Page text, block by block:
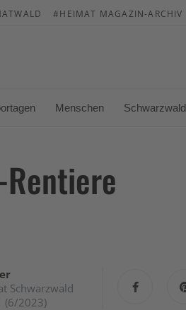
#HEIMAT MAGAZIN-ARCHIV
Menschen Schwarzwald
Schwarzwald
(6/2023)